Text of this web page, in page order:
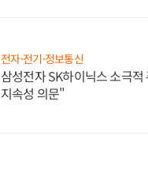
전자·전기·정보통신
삼성전자 SK하이닉스 소극
지속성 의문"